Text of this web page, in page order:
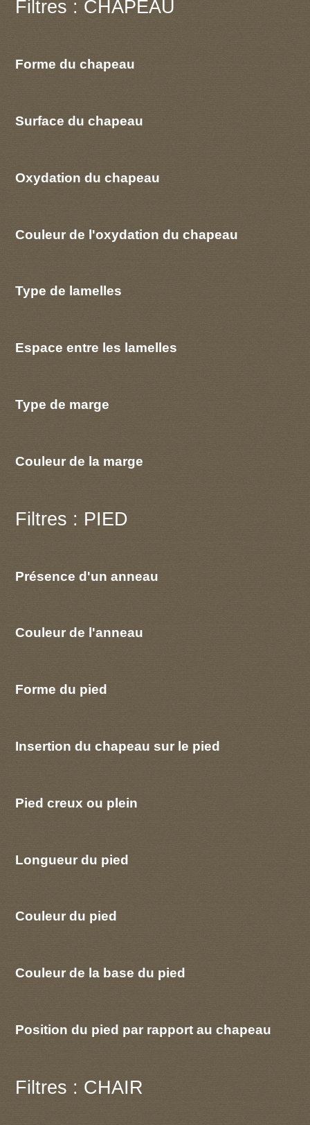
Filtres : CHAPEAU
Forme du chapeau
Surface du chapeau
Oxydation du chapeau
Couleur de l'oxydation du chapeau
Type de lamelles
Espace entre les lamelles
Type de marge
Couleur de la marge
Filtres : PIED
Présence d'un anneau
Couleur de l'anneau
Forme du pied
Insertion du chapeau sur le pied
Pied creux ou plein
Longueur du pied
Couleur du pied
Couleur de la base du pied
Position du pied par rapport au chapeau
Filtres : CHAIR